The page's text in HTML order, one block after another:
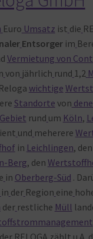
Euro Umsatz ist die
Entsorger im
Vermietung von
von jährlich rund 1,2
Reloga wichtige
Standorte von
Gebiet rund um Köln,
und meherere
in Leichlingen, den
Berg, den
in Oberberg-Süd .
in der Region eine
der restliche Müll